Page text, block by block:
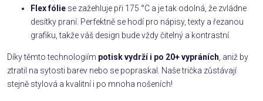
Flex fólie se zažehluje při 175 °C a je tak odolná, že zvládne
desítky praní. Perfektně se hodí pro nápisy, texty a řezanou
grafiku, takže váš design bude vždy čitelný a kontrastní.
Díky těmto technologiím potisk vydrží i po 20+ vypráních , aniž by
ztratil na sytosti barev nebo se popraskal. Naše trička zůstávají
stejně stylová a kvalitní i po mnoha nošeních!